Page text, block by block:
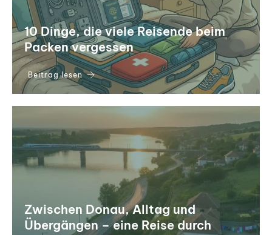
10 Dinge, die viele Reisende beim
Packen vergessen
Beitrag lesen
Zwischen Donau, Alltag und
Übergängen – eine Reise durch